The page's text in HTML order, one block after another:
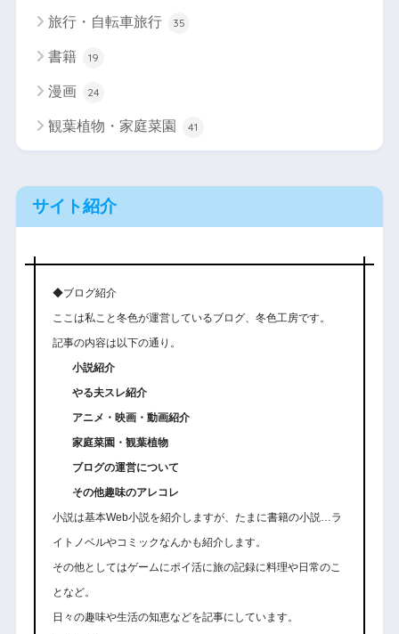
旅行・自転車旅行 35
書籍 19
漫画 24
観葉植物・家庭菜園 41
サイト紹介
◆ブログ紹介
ここは私こと冬色が運営しているブログ、冬色工房です。
記事の内容は以下の通り。
小説紹介
やる夫スレ紹介
アニメ・映画・動画紹介
家庭菜園・観葉植物
ブログの運営について
その他趣味のアレコレ
小説は基本Web小説を紹介しますが、たまに書籍の小説…ラ
イトノベルやコミックなんかも紹介します。
その他としてはゲームにポイ活に旅の記録に料理や日常のこ
となど。
日々の趣味や生活の知恵などを記事にしています。